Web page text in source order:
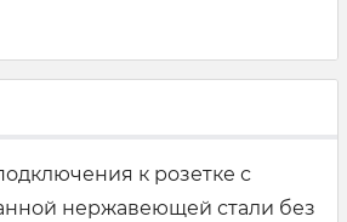
к розетке с
нержавеющей стали без